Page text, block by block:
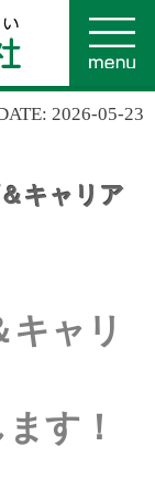
2026-05-23
キャリア
ャリ
す！